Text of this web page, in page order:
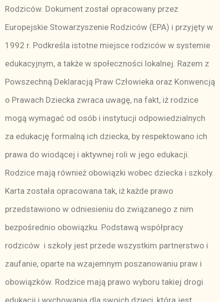
Rodziców. Dokument został opracowany przez
Europejskie Stowarzyszenie Rodziców (EPA) i przyjęty w
1992 r. Podkreśla istotne miejsce rodziców w systemie
edukacyjnym, a także w społeczności lokalnej. Razem z
Powszechną Deklaracją Praw Człowieka oraz Konwencją
o Prawach Dziecka zwraca uwagę, na fakt, iż rodzice
mogą wymagać od osób i instytucji odpowiedzialnych
za edukację formalną ich dziecka, by respektowano ich
prawa do wiodącej i aktywnej roli w jego edukacji.
Rodzice mają również obowiązki wobec dziecka i szkoły.
Karta została opracowana tak, iż każde prawo
przedstawiono w odniesieniu do związanego z nim
bezpośrednio obowiązku. Podstawą współpracy
rodziców i szkoły jest przede wszystkim partnerstwo i
zaufanie, oparte na wzajemnym poszanowaniu praw i
obowiązków. Rodzice mają prawo wyboru takiej drogi
edukacji i wychowania dla swoich dzieci, która jest